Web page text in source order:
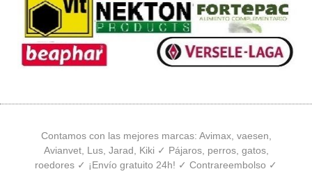
Contamos con las mejores marcas: Avimax, vaesen,
Avianvet, Lus, Jarad, Kiki ✓ Pájaros, perros, gatos,
roedores ✓ ¡Envío gratuito 24h! ✓ Contrareembolso ✓